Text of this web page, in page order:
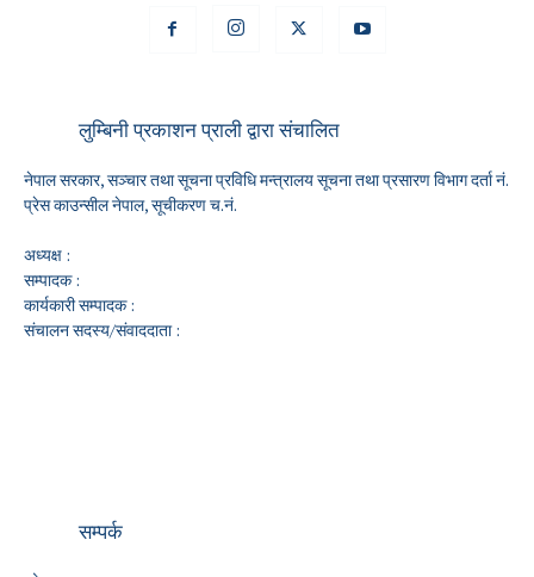
लुम्बिनी प्रकाशन प्राली द्वारा संचालित
नेपाल सरकार, सञ्चार तथा सूचना प्रविधि मन्त्रालय सूचना तथा प्रसारण विभाग दर्ता नं.
प्रेस काउन्सील नेपाल, सूचीकरण च.नं.
अध्यक्ष :
सम्पादक :
कार्यकारी सम्पादक :
संचालन सदस्य/संवाददाता :
सम्पर्क